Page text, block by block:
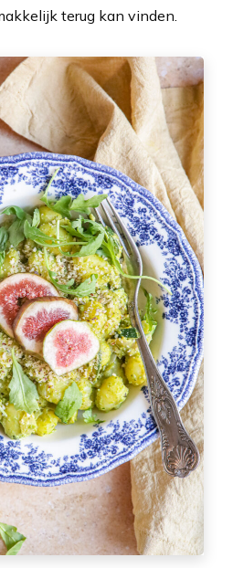
terug kan vinden.